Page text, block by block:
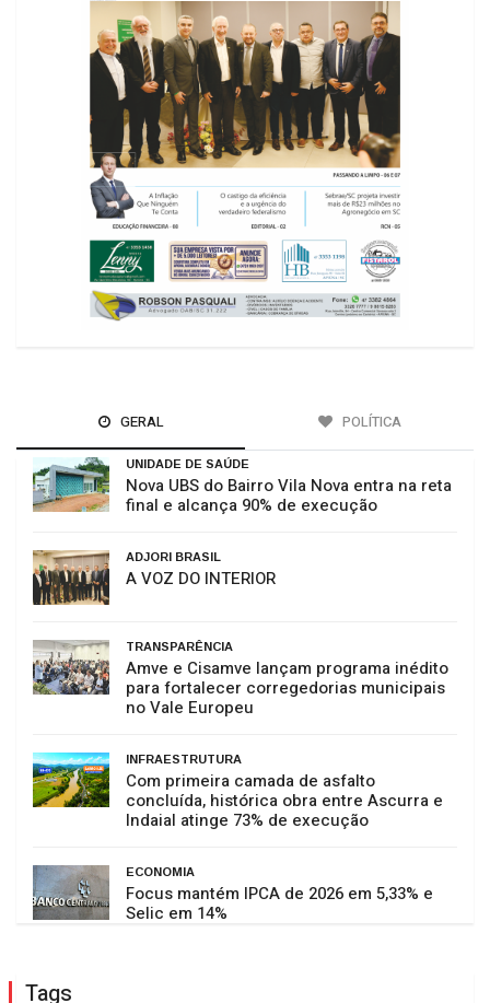
GERAL POLÍTICA
UNIDADE DE SAÚDE
Nova UBS do Bairro Vila Nova entra na reta
final e alcança 90% de execução
ADJORI BRASIL
A VOZ DO INTERIOR
TRANSPARÊNCIA
Amve e Cisamve lançam programa inédito
para fortalecer corregedorias municipais
no Vale Europeu
INFRAESTRUTURA
Com primeira camada de asfalto
concluída, histórica obra entre Ascurra e
Indaial atinge 73% de execução
ECONOMIA
Focus mantém IPCA de 2026 em 5,33% e
Selic em 14%
Tags